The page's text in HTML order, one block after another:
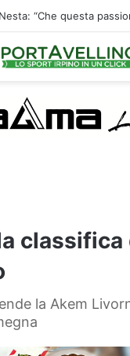
classifica
la Akem